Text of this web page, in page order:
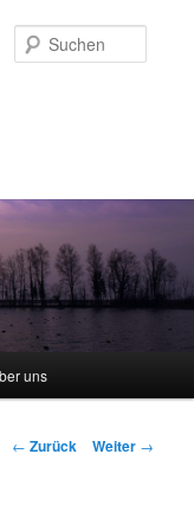
uns
Beitrags-
← Zurück Weiter →